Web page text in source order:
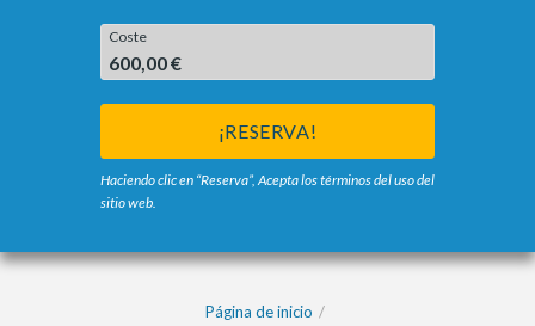
Coste
600,00 €
¡RESERVA!
Haciendo clic en “Reserva”, Acepta los términos del uso del
sitio web.
Página de inicio